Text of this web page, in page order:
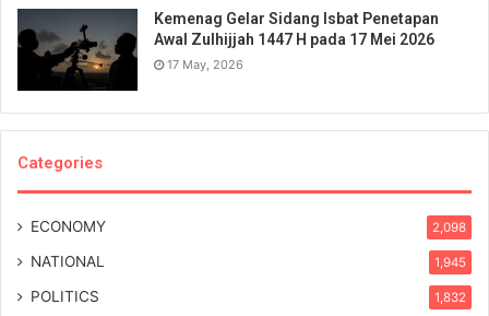
Kemenag Gelar Sidang Isbat Penetapan
Awal Zulhijjah 1447 H pada 17 Mei 2026
17 May, 2026
Categories
ECONOMY 2,098
NATIONAL 1,945
POLITICS 1,832